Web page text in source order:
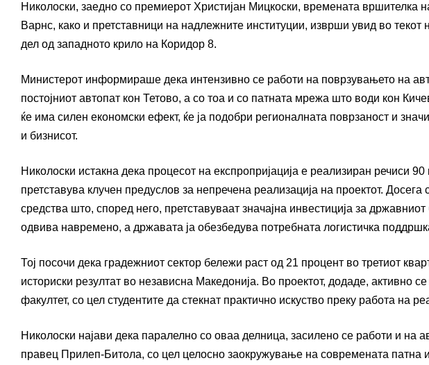
Николоски, заедно со премиерот Христијан Мицкоски, времената вршителка
Варнс, како и претставници на надлежните институции, изврши увид во текот
дел од западното крило на Коридор 8.
Министерот информираше дека интензивно се работи на поврзувањето на
постојниот автопат кон Тетово, а со тоа и со патната мрежа што води кон
ќе има силен економски ефект, ќе ја подобри регионалната поврзаност и
и бизнисот.
Николоски истакна дека процесот на експропријација е реализиран речиси
претставува клучен предуслов за непречена реализација на проектот.
средства што, според него, претставуваат значајна инвестиција за
одвива навремено, а државата ја обезбедува потребната логистичка
Тој посочи дека градежниот сектор бележи раст од 21 процент во третиот
историски резултат во независна Македонија. Во проектот, додаде, активно
факултет, со цел студентите да стекнат практично искуство преку работа на
Николоски најави дека паралелно со оваа делница, засилено се работи и на
правец Прилеп-Битола, со цел целосно заокружување на современата патна